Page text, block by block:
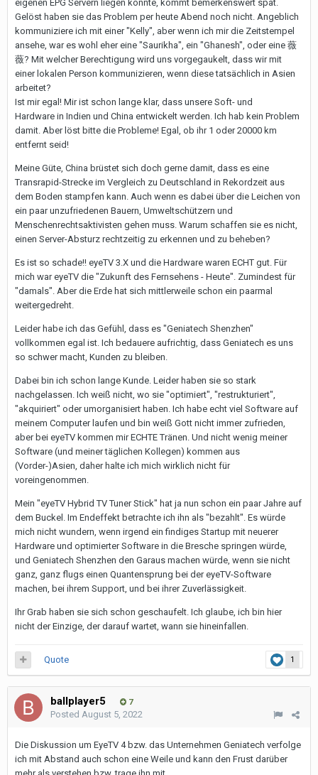
eigenen EPG Servern liegen könnte, kommt bemerkenswert spät.
Gelöst haben sie das Problem per heute Abend noch nicht. Angeblich
kommuniziere ich mit einer "Kelly", aber wenn ich mir die Zeitstempel
ansehe, war es wohl eher eine "Saurikha", ein "Ghanesh", oder eine 薇
薇? Mit welcher Berechtigung wird uns vorgegaukelt, dass wir mit
einer lokalen Person kommunizieren, wenn diese tatsächlich in Asien
arbeitet?
Ist mir egal! Mir ist schon lange klar, dass unsere Soft- und
Hardware in Indien und China entwickelt werden. Ich hab kein Problem
damit. Aber löst bitte die Probleme! Egal, ob ihr 1 oder 20000 km
entfernt seid!
Meine Güte, China brüstet sich doch gerne damit, dass es eine
Transrapid-Strecke im Vergleich zu Deutschland in Rekordzeit aus
dem Boden stampfen kann. Auch wenn es dabei über die Leichen von
ein paar unzufriedenen Bauern, Umweltschützern und
Menschenrechtsaktivisten gehen muss. Warum schaffen sie es nicht,
einen Server-Absturz rechtzeitig zu erkennen und zu beheben?
Es ist so schade!! eyeTV 3.X und die Hardware waren ECHT gut. Für
mich war eyeTV die "Zukunft des Fernsehens - Heute". Zumindest für
"damals". Aber die Erde hat sich mittlerweile schon ein paarmal
weitergedreht.
Leider habe ich das Gefühl, dass es "Geniatech Shenzhen"
vollkommen egal ist. Ich bedauere aufrichtig, dass Geniatech es uns
so schwer macht, Kunden zu bleiben.
Dabei bin ich schon lange Kunde. Leider haben sie so stark
nachgelassen. Ich weiß nicht, wo sie "optimiert", "restrukturiert",
"akquiriert" oder umorganisiert haben. Ich habe echt viel Software auf
meinem Computer laufen und bin weiß Gott nicht immer zufrieden,
aber bei eyeTV kommen mir ECHTE Tränen. Und nicht wenig meiner
Software (und meiner täglichen Kollegen) kommen aus
(Vorder-)Asien, daher halte ich mich wirklich nicht für
voreingenommen.
Mein "eyeTV Hybrid TV Tuner Stick" hat ja nun schon ein paar Jahre auf
dem Buckel. Im Endeffekt betrachte ich ihn als "bezahlt". Es würde
mich nicht wundern, wenn irgend ein findiges Startup mit neuerer
Hardware und optimierter Software in die Bresche springen würde,
und Geniatech Shenzhen den Garaus machen würde, wenn sie nicht
ganz, ganz flugs einen Quantensprung bei der eyeTV-Software
machen, bei ihrem Support, und bei ihrer Zuverlässigkeit.
Ihr Grab haben sie sich schon geschaufelt. Ich glaube, ich bin hier
nicht der Einzige, der darauf wartet, wann sie hineinfallen.
1
Quote
ballplayer5 7
Posted August 5, 2022
Die Diskussion um EyeTV 4 bzw. das Unternehmen Geniatech verfolge
ich mit Abstand auch schon eine Weile und kann den Frust darüber